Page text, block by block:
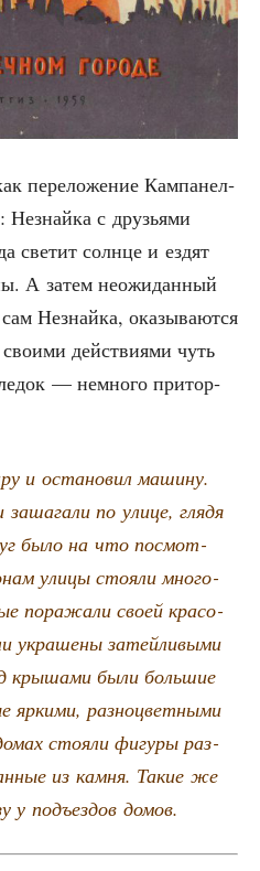
пере­ло­же­ние Кам­па­нел­
с дру­зья­ми
све­тит солн­це и ездят
А затем неожи­дан­ный
Незнай­ка, ока­зы­ва­ют­ся
дей­стви­я­ми чуть
— немно­го при­тор­
и оста­но­вил маши­ну.
заша­га­ли по ули­це, гля­дя
было на что посмот­
ули­цы сто­я­ли мно­го­
пора­жа­ли сво­ей кра­со­
укра­ше­ны затей­ли­вы­ми
кры­ша­ми были боль­шие
ярки­ми, раз­но­цвет­ны­ми
сто­я­ли фигу­ры раз­
из кам­ня. Такие же
у подъ­ез­дов домов.